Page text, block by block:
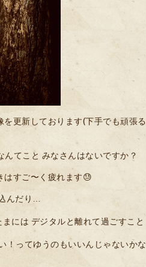
更新しております(下手でも頑張る
てこと みなさんはないですか？
はすご〜く疲れます😓
んだり…
は デジタルと離れて過ごすこと
！ってゆうのもいいんじゃないかな